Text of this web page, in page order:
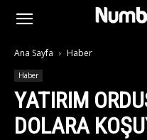
Ana Sayfa Haber
Haber
YATIRIM
DOLARA